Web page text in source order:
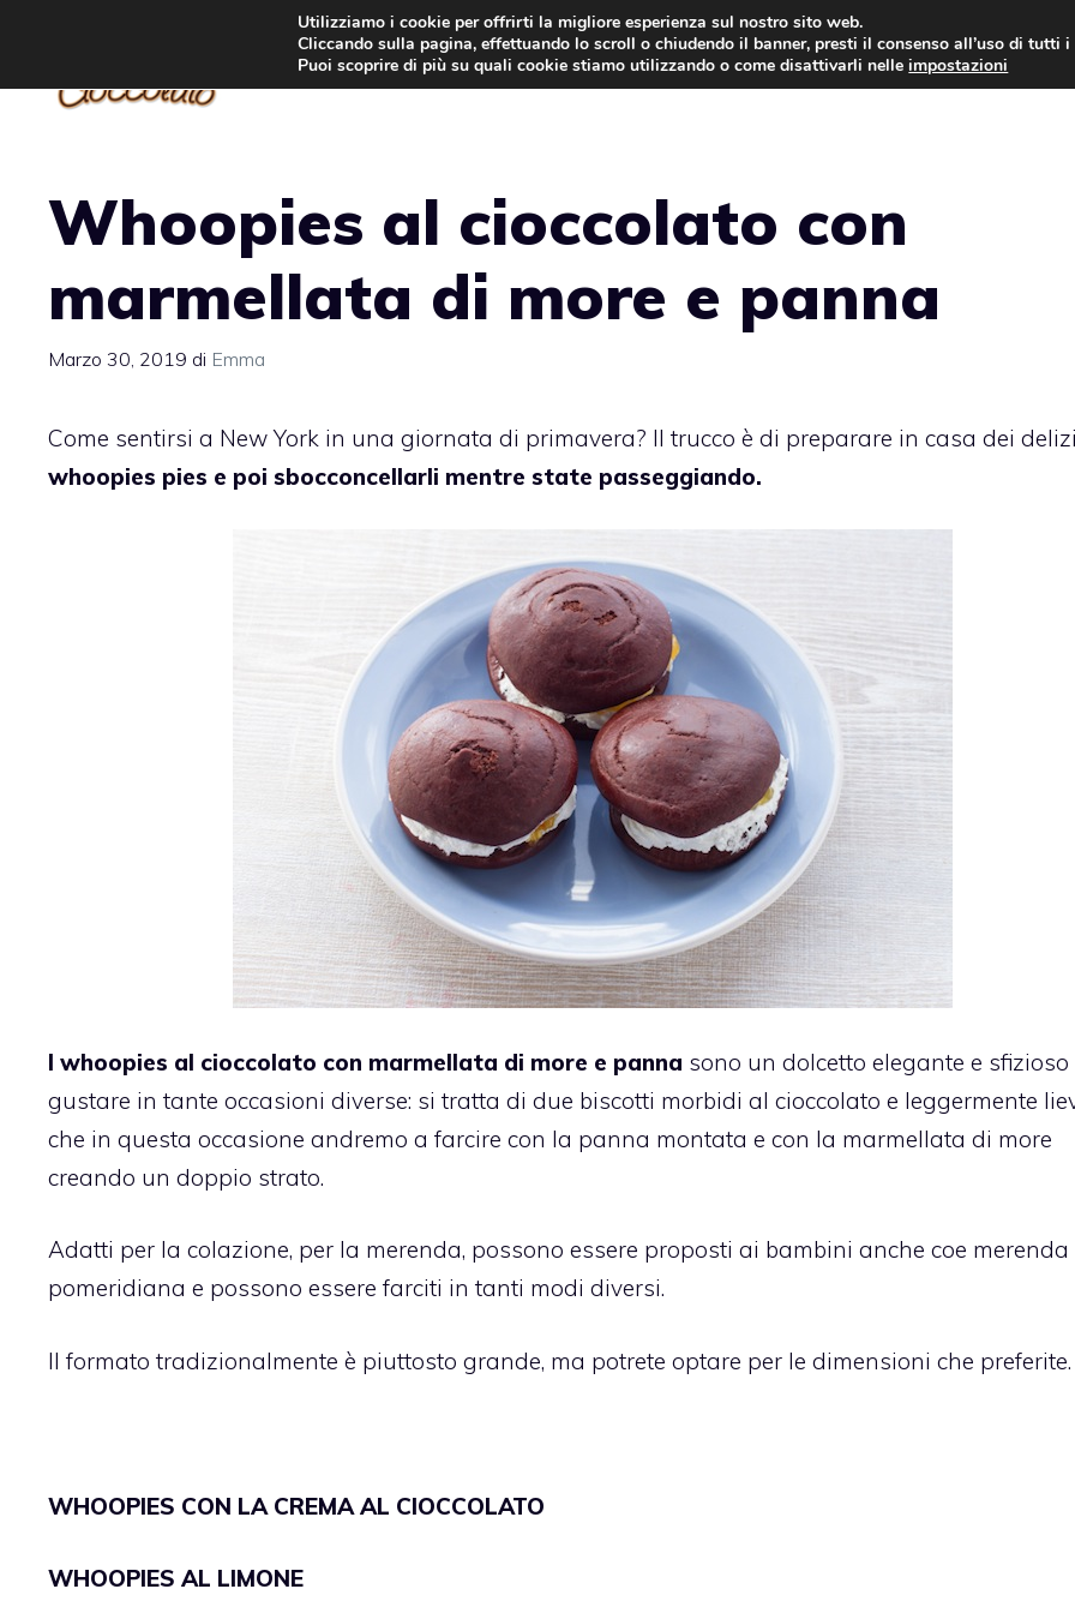
contenuto
TORTE AL CIOCCOLATO TORTE CLASSICHE
Whoopies al cioccolato con
marmellata di more e panna
Marzo 30, 2019 di Emma
Come sentirsi a New York in una giornata di primavera? Il trucco è di preparare in casa dei
whoopies pies e poi sbocconcellarli mentre state passeggiando.
I whoopies al cioccolato con marmellata di more e panna sono un dolcetto elegante e
gustare in tante occasioni diverse: si tratta di due biscotti morbidi al cioccolato e leggermente
che in questa occasione andremo a farcire con la panna montata e con la marmellata di more
creando un doppio strato.
Adatti per la colazione, per la merenda, possono essere proposti ai bambini anche coe merenda
pomeridiana e possono essere farciti in tanti modi diversi.
Il formato tradizionalmente è piuttosto grande, ma potrete optare per le dimensioni che preferite.
WHOOPIES CON LA CREMA AL CIOCCOLATO
WHOOPIES AL LIMONE
Utilizziamo i cookie per offrirti la migliore esperienza sul nostro sito web.
Cliccando sulla pagina, effettuando lo scroll o chiudendo il banner, presti il consenso all’uso di tutti
Puoi scoprire di più su quali cookie stiamo utilizzando o come disattivarli nelleimpostazioni